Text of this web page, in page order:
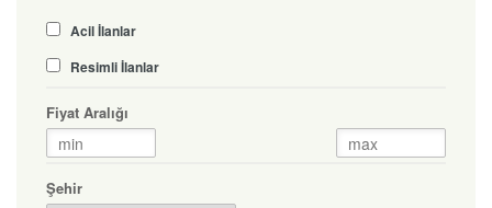
Acil İlanlar
Resimli İlanlar
Fiyat Aralığı
Şehir